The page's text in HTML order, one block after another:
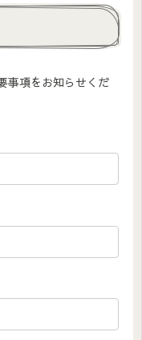
事項をお知らせくだ